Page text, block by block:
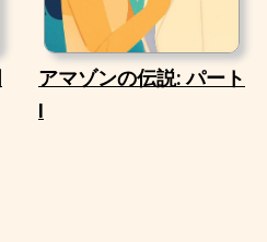
アマゾンの伝説: パート
I